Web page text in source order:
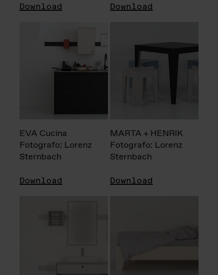
Download Download
EVA Cucina
Fotografo: Lorenz
Sternbach
Download
MARTA + HENRIK
Fotografo: Lorenz
Sternbach
Download